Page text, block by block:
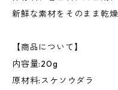
新鮮な素材をそのまま乾
【商品について】
内容量:20g
原材料:スケソウダラ